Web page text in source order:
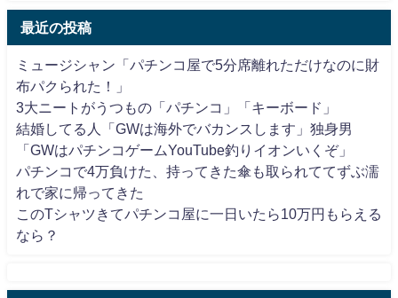
最近の投稿
ミュージシャン「パチンコ屋で5分席離れただけなのに財
布パクられた！」
3大ニートがうつもの「パチンコ」「キーボード」
結婚してる人「GWは海外でバカンスします」独身男
「GWはパチンコゲームYouTube釣りイオンいくぞ」
パチンコで4万負けた、持ってきた傘も取られててずぶ濡
れで家に帰ってきた
このTシャツきてパチンコ屋に一日いたら10万円もらえる
なら？